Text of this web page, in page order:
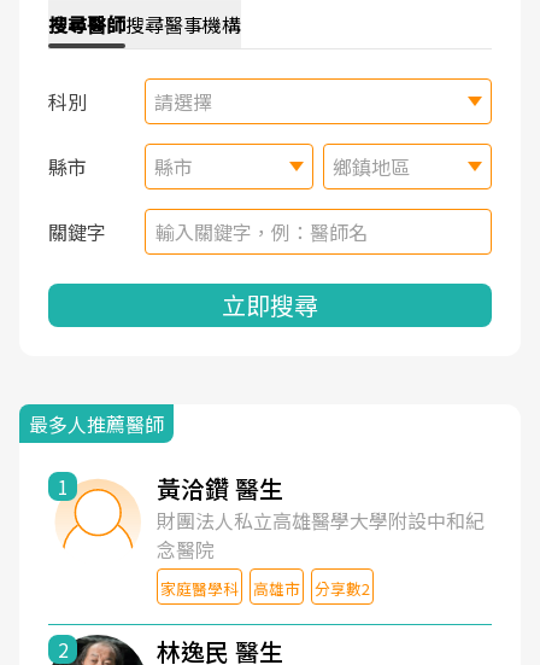
搜尋醫師搜尋醫事機構
科別 請選擇
縣市 縣市 鄉鎮地區
關鍵字
立即搜尋
最多人推薦醫師
1 黃洽鑽 醫生
財團法人私立高雄醫學大學附設中和紀
念醫院
家庭醫學科 高雄市 分享數2
2 林逸民 醫生